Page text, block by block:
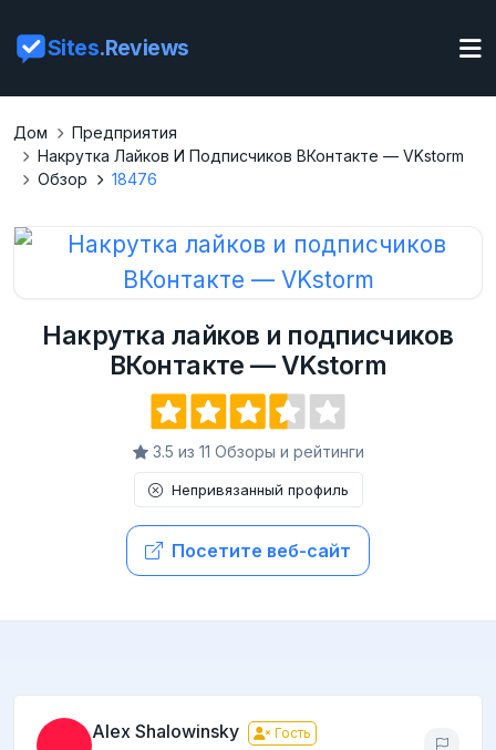
Sites.Reviews
Дом
Предприятия
Накрутка Лайков И Подписчиков ВКонтакте — VKstorm
Обзор
18476
Накрутка лайков и подписчиков
ВКонтакте — VKstorm
3.5 из 11 Обзоры и рейтинги
Непривязанный профиль
Посетите веб-сайт
Alex Shalowinsky Гость